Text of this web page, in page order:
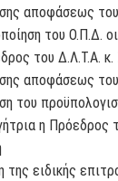
αποφάσεως του
του Ο.Π.Δ.
του Δ.Λ.Τ.Α.
αποφάσεως του
του
η
ειδικής